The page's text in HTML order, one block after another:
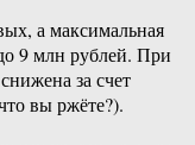
а максимальная
9 млн рублей. При
за счет
вы ржёте?).